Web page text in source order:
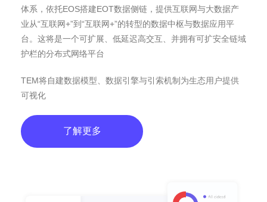
体系，依托EOS搭建EOT数据侧链，提供互联网与大数据产
业从“互联网+”到“互联网+”的转型的数据中枢与数据应用平
台。这将是一个可扩展、低延迟高交互、并拥有可扩安全链域
护栏的分布式网络平台
TEM将自建数据模型、数据引擎与引索机制为生态用户提供
可视化
了解更多